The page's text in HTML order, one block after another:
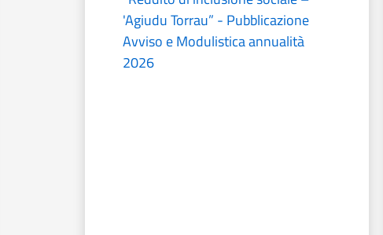
'Agiudu Torrau” - Pubblicazione
Avviso e Modulistica annualità
2026